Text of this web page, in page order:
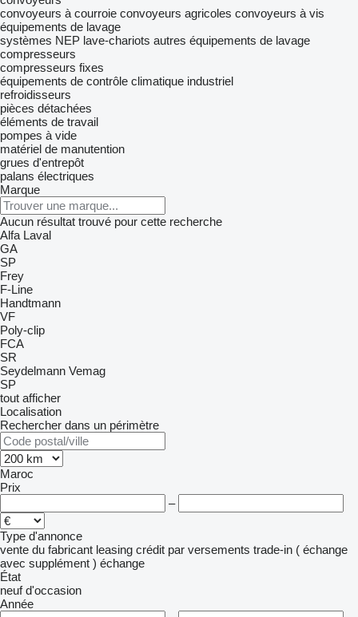
convoyeurs à courroie convoyeurs agricoles convoyeurs à vis
équipements de lavage
systèmes NEP lave-chariots autres équipements de lavage
compresseurs
compresseurs fixes
équipements de contrôle climatique industriel
refroidisseurs
pièces détachées
éléments de travail
pompes à vide
matériel de manutention
grues d'entrepôt
palans électriques
Marque
Aucun résultat trouvé pour cette recherche
Alfa Laval
GA
SP
Frey
F-Line
Handtmann
VF
Poly-clip
FCA
SR
Seydelmann Vemag
SP
tout afficher
Localisation
Rechercher dans un périmètre
Maroc
Prix
–
Type d'annonce
vente du fabricant leasing crédit par versements trade-in ( échange
avec supplément ) échange
État
neuf d'occasion
Année